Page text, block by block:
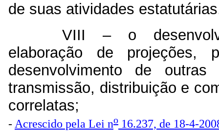
de suas atividades
VIII – o
elaboração de projeções,
desenvolvimento de
transmissão, distribuição e
correlatas;
- Acrescido pela Lei no 16.237, de 18-4-